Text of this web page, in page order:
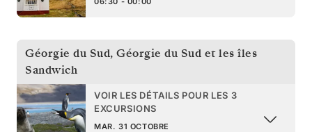
Géorgie du Sud, Géorgie du Sud et les îles
Sandwich
VOIR LES DÉTAILS POUR LES 3
EXCURSIONS
MAR. 31 OCTOBRE